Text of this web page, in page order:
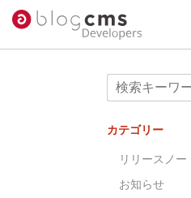
カテゴリー
リリースノー
お知らせ